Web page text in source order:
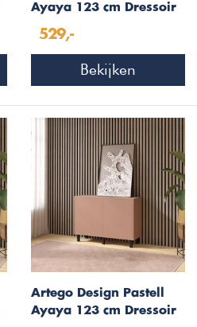
Ayaya 123 cm Dressoir
529,-
Bekijken
Artego Design Pastell
Ayaya 123 cm Dressoir